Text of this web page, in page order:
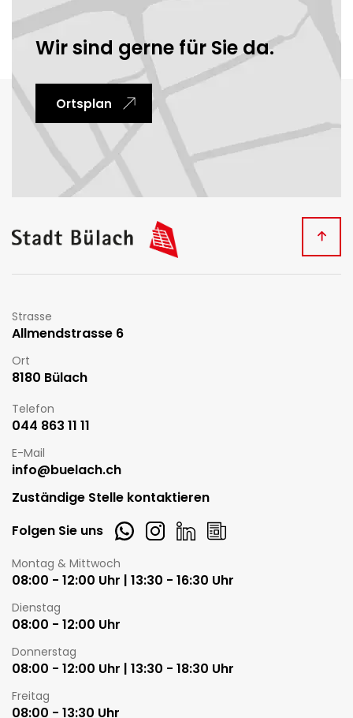
Wir sind gerne für Sie da.
Ortsplan
Kontakt
Strasse
Allmendstrasse 6
Ort
8180 Bülach
Telefon
044 863 11 11
E-Mail
info@buelach.ch
Zuständige Stelle kontaktieren
Folgen Sie uns
WhatsappInstagram
LinkedInNewsletter
Öffnungszeiten
Montag & Mittwoch
08:00 - 12:00 Uhr | 13:30 - 16:30 Uhr
Dienstag
08:00 - 12:00 Uhr
Donnerstag
08:00 - 12:00 Uhr | 13:30 - 18:30 Uhr
Freitag
08:00 - 13:30 Uhr